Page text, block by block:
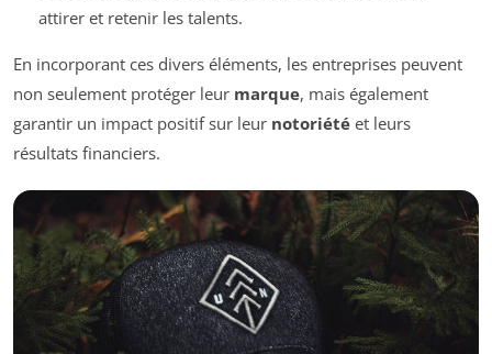
attirer et retenir les talents.
En incorporant ces divers éléments, les entreprises peuvent
non seulement protéger leur marque, mais également
garantir un impact positif sur leur notoriété et leurs
résultats financiers.